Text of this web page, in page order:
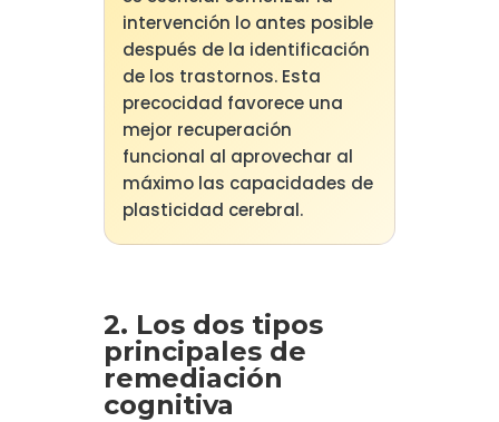
intervención lo antes posible
después de la identificación
de los trastornos. Esta
precocidad favorece una
mejor recuperación
funcional al aprovechar al
máximo las capacidades de
plasticidad cerebral.
2. Los dos tipos
principales de
remediación
cognitiva